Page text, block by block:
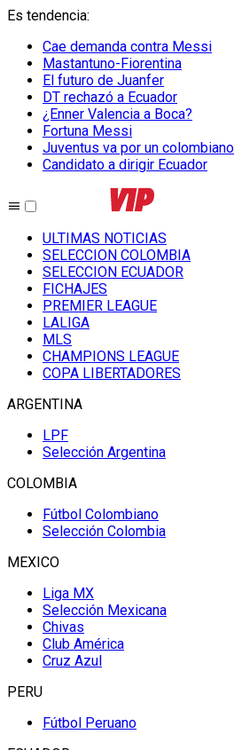
Es tendencia:
Cae demanda contra Messi
Mastantuno-Fiorentina
El futuro de Juanfer
DT rechazó a Ecuador
¿Enner Valencia a Boca?
Fortuna Messi
Juventus va por un colombiano
Candidato a dirigir Ecuador
ULTIMAS NOTICIAS
SELECCION COLOMBIA
SELECCION ECUADOR
FICHAJES
PREMIER LEAGUE
LALIGA
MLS
CHAMPIONS LEAGUE
COPA LIBERTADORES
ARGENTINA
LPF
Selección Argentina
COLOMBIA
Fútbol Colombiano
Selección Colombia
MEXICO
Liga MX
Selección Mexicana
Chivas
Club América
Cruz Azul
PERU
Fútbol Peruano